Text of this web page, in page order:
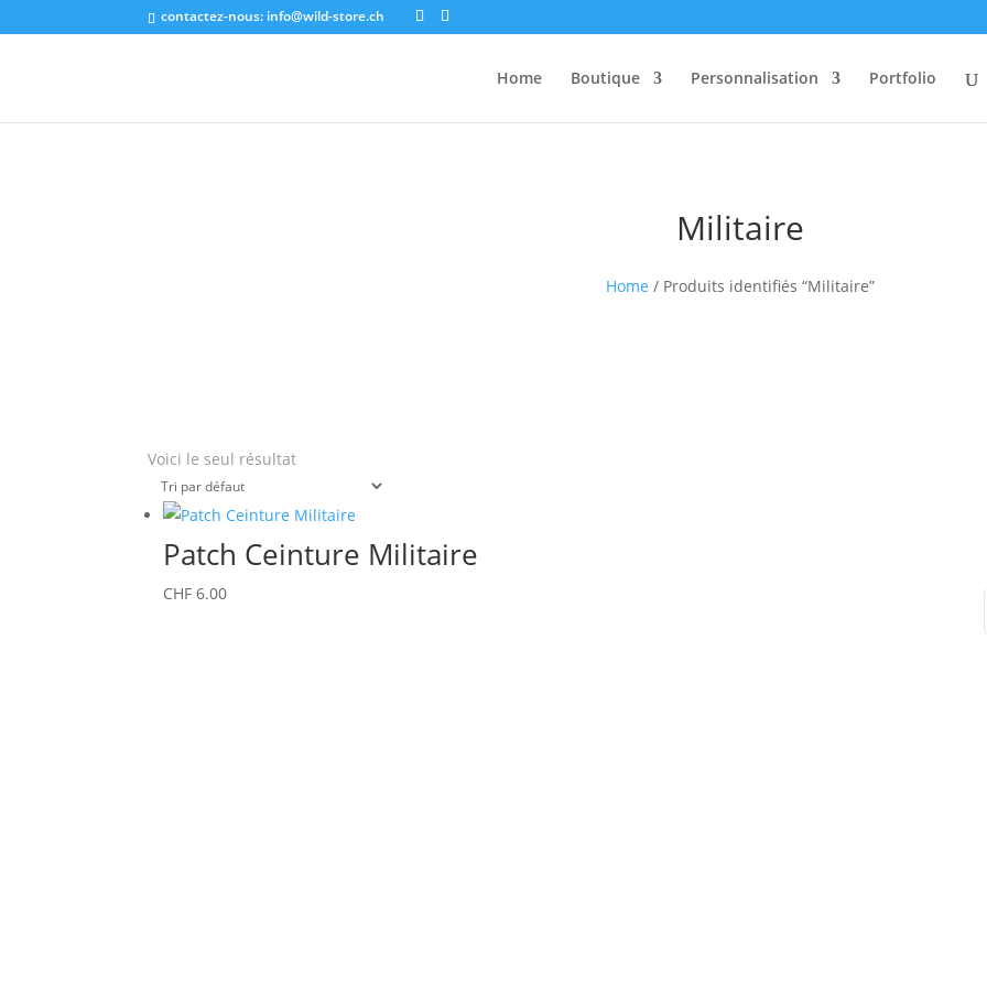
contactez-nous: info@wild-store.ch
Home Boutique Personnalisation Portfolio
Militaire
Home / Produits identifiés “Militaire”
Voici le seul résultat
Patch Ceinture Militaire
CHF 6.00